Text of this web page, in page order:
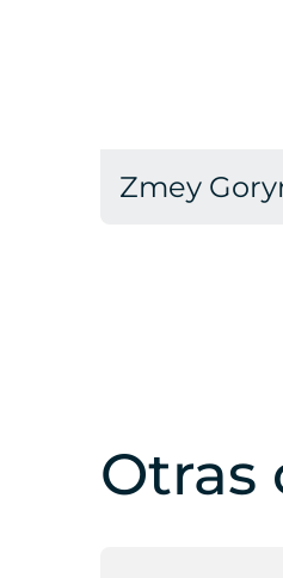
Zmey
Otras